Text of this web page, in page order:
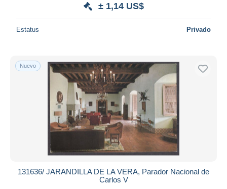
± 1,14 US$
Estatus Privado
Nuevo
131636/ JARANDILLA DE LA VERA, Parador Nacional de
Carlos V